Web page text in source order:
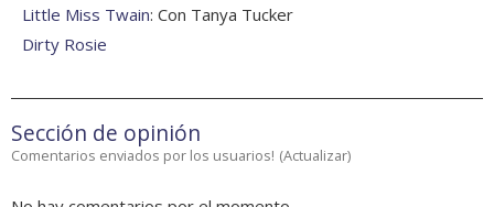
Little Miss Twain: Con Tanya Tucker
Dirty Rosie
Sección de opinión
Comentarios enviados por los usuarios! (Actualizar)